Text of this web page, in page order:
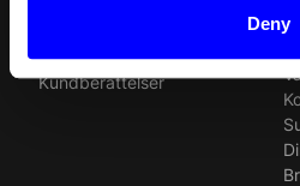
Deny
Produktnyheter
Kundberättelser